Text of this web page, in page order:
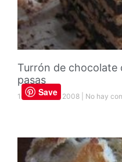
Turrón de
pasas
16 diciembre, 2008 No hay
Save